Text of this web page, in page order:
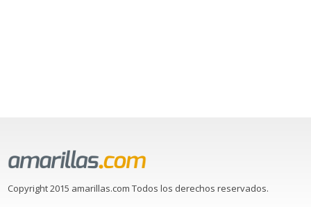
Copyright 2015 amarillas.com Todos los derechos reservados.